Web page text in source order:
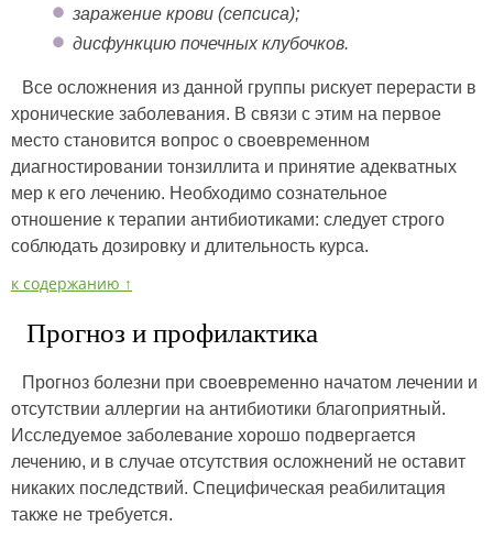
заражение крови (сепсиса);
дисфункцию почечных клубочков.
Все осложнения из данной группы рискует перерасти в
хронические заболевания. В связи с этим на первое
место становится вопрос о своевременном
диагностировании тонзиллита и принятие адекватных
мер к его лечению. Необходимо сознательное
отношение к терапии антибиотиками: следует строго
соблюдать дозировку и длительность курса.
к содержанию ↑
Прогноз и профилактика
Прогноз болезни при своевременно начатом лечении и
отсутствии аллергии на антибиотики благоприятный.
Исследуемое заболевание хорошо подвергается
лечению, и в случае отсутствия осложнений не оставит
никаких последствий. Специфическая реабилитация
также не требуется.